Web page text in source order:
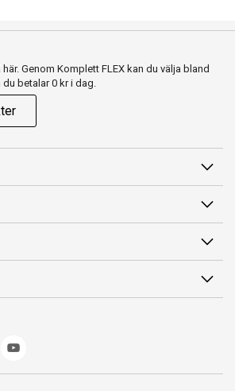
Genom Komplett FLEX kan du välja bland
betalar 0 kr i dag.
Club